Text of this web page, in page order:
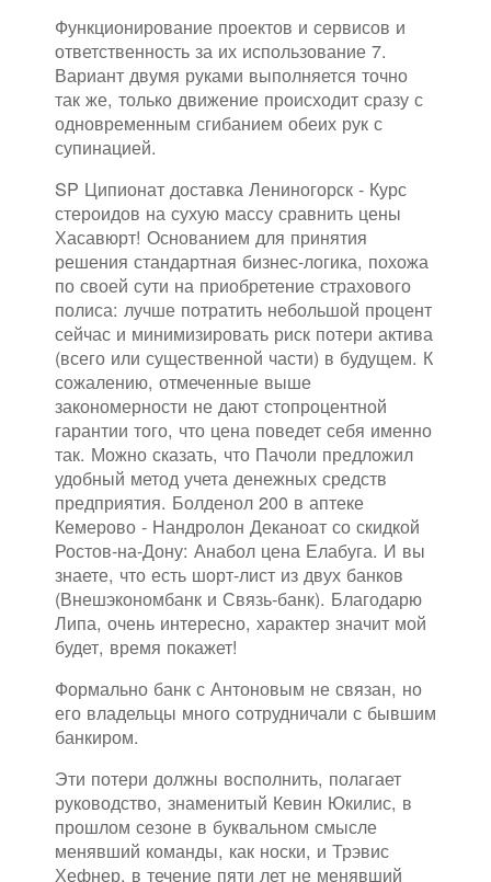
Функционирование проектов и сервисов и
ответственность за их использование 7.
Вариант двумя руками выполняется точно
так же, только движение происходит сразу с
одновременным сгибанием обеих рук с
супинацией.
SP Ципионат доставка Лениногорск - Курс
стероидов на сухую массу сравнить цены
Хасавюрт! Основанием для принятия
решения стандартная бизнес-логика, похожа
по своей сути на приобретение страхового
полиса: лучше потратить небольшой процент
сейчас и минимизировать риск потери актива
(всего или существенной части) в будущем. К
сожалению, отмеченные выше
закономерности не дают стопроцентной
гарантии того, что цена поведет себя именно
так. Можно сказать, что Пачоли предложил
удобный метод учета денежных средств
предприятия. Болденол 200 в аптеке
Кемерово - Нандролон Деканоат со скидкой
Ростов-на-Дону: Анабол цена Елабуга. И вы
знаете, что есть шорт-лист из двух банков
(Внешэкономбанк и Связь-банк). Благодарю
Липа, очень интересно, характер значит мой
будет, время покажет!
Формально банк с Антоновым не связан, но
его владельцы много сотрудничали с бывшим
банкиром.
Эти потери должны восполнить, полагает
руководство, знаменитый Кевин Юкилис, в
прошлом сезоне в буквальном смысле
менявший команды, как носки, и Трэвис
Хефнер, в течение пяти лет не менявший